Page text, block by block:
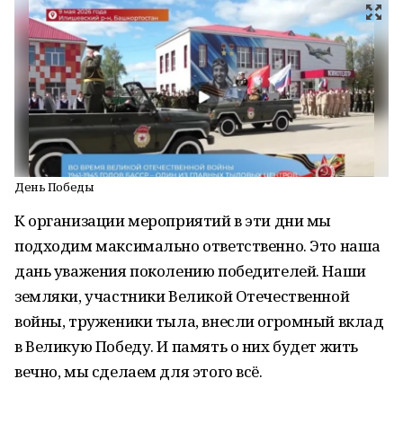
День Победы
К организации мероприятий в эти дни мы
подходим максимально ответственно. Это наша
дань уважения поколению победителей. Наши
земляки, участники Великой Отечественной
войны, труженики тыла, внесли огромный вклад
в Великую Победу. И память о них будет жить
вечно, мы сделаем для этого всё.